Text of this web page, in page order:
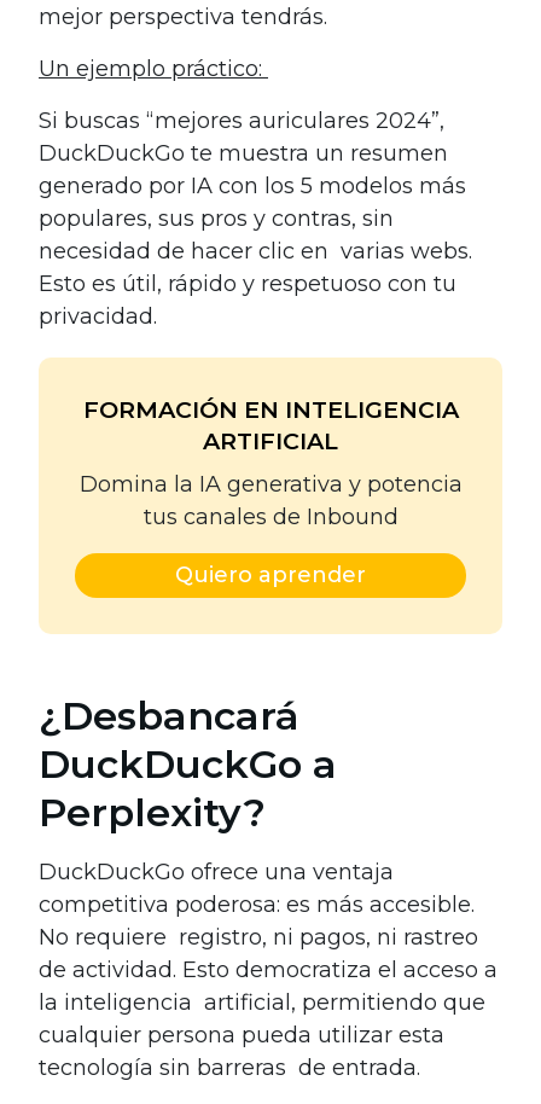
mejor perspectiva tendrás.
Un ejemplo práctico:
Si buscas “mejores auriculares 2024”,
DuckDuckGo te muestra un resumen
generado por IA con los 5 modelos más
populares, sus pros y contras, sin
necesidad de hacer clic en varias webs.
Esto es útil, rápido y respetuoso con tu
privacidad.
FORMACIÓN EN INTELIGENCIA
ARTIFICIAL
Domina la IA generativa y potencia
tus canales de Inbound
Quiero aprender
¿Desbancará
DuckDuckGo a
Perplexity?
DuckDuckGo ofrece una ventaja
competitiva poderosa: es más accesible.
No requiere registro, ni pagos, ni rastreo
de actividad. Esto democratiza el acceso a
la inteligencia artificial, permitiendo que
cualquier persona pueda utilizar esta
tecnología sin barreras de entrada.